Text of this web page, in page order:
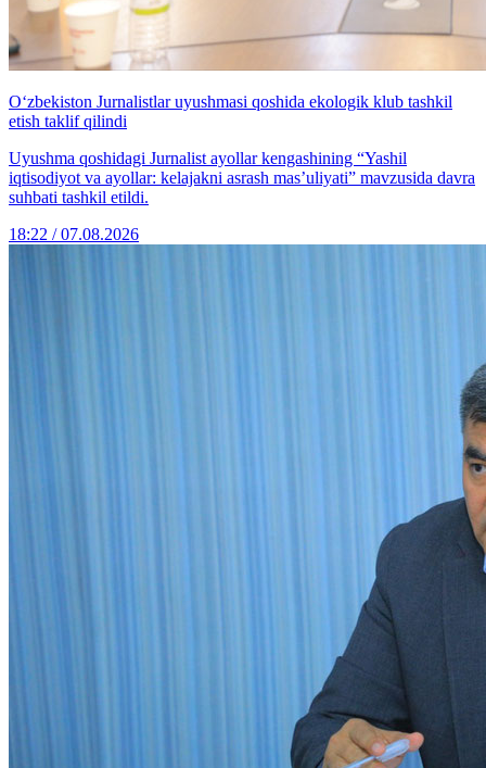
O‘zbekiston Jurnalistlar uyushmasi qoshida ekologik klub tashkil
etish taklif qilindi
Uyushma qoshidagi Jurnalist ayollar kengashining “Yashil
iqtisodiyot va ayollar: kelajakni asrash mas’uliyati” mavzusida davra
suhbati tashkil etildi.
18:22 / 07.08.2026